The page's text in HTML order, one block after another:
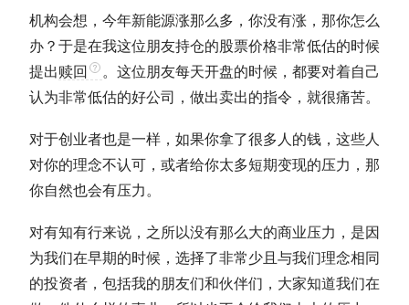
机构会想，今年新能源涨那么多，你没有涨，那你怎么
办？于是在我这位朋友持仓的股票价格非常低估的时候
提出赎回
。这位朋友每天开盘的时候，都要对着自己
认为非常低估的好公司，做出卖出的指令，就很痛苦。
对于创业者也是一样，如果你拿了很多人的钱，这些人
对你的理念不认可，或者给你太多短期变现的压力，那
你自然也会有压力。
对有知有行来说，之所以没有那么大的商业压力，是因
为我们在早期的时候，选择了非常少且与我们理念相同
的投资者，包括我的朋友们和伙伴们，大家知道我们在